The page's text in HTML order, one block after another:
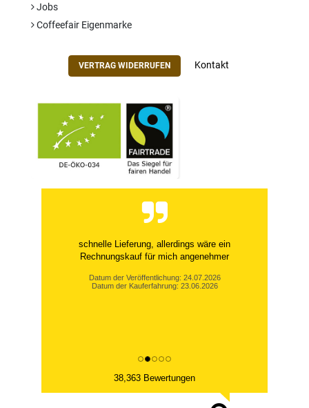
Jobs
Coffeefair Eigenmarke
VERTRAG WIDERRUFEN Kontakt
schnelle Lieferung, allerdings wäre ein
Rechnungskauf für mich angenehmer
Datum der Veröffentlichung: 24.07.2026
Datum der Kauferfahrung: 23.06.2026
38,363 Bewertungen